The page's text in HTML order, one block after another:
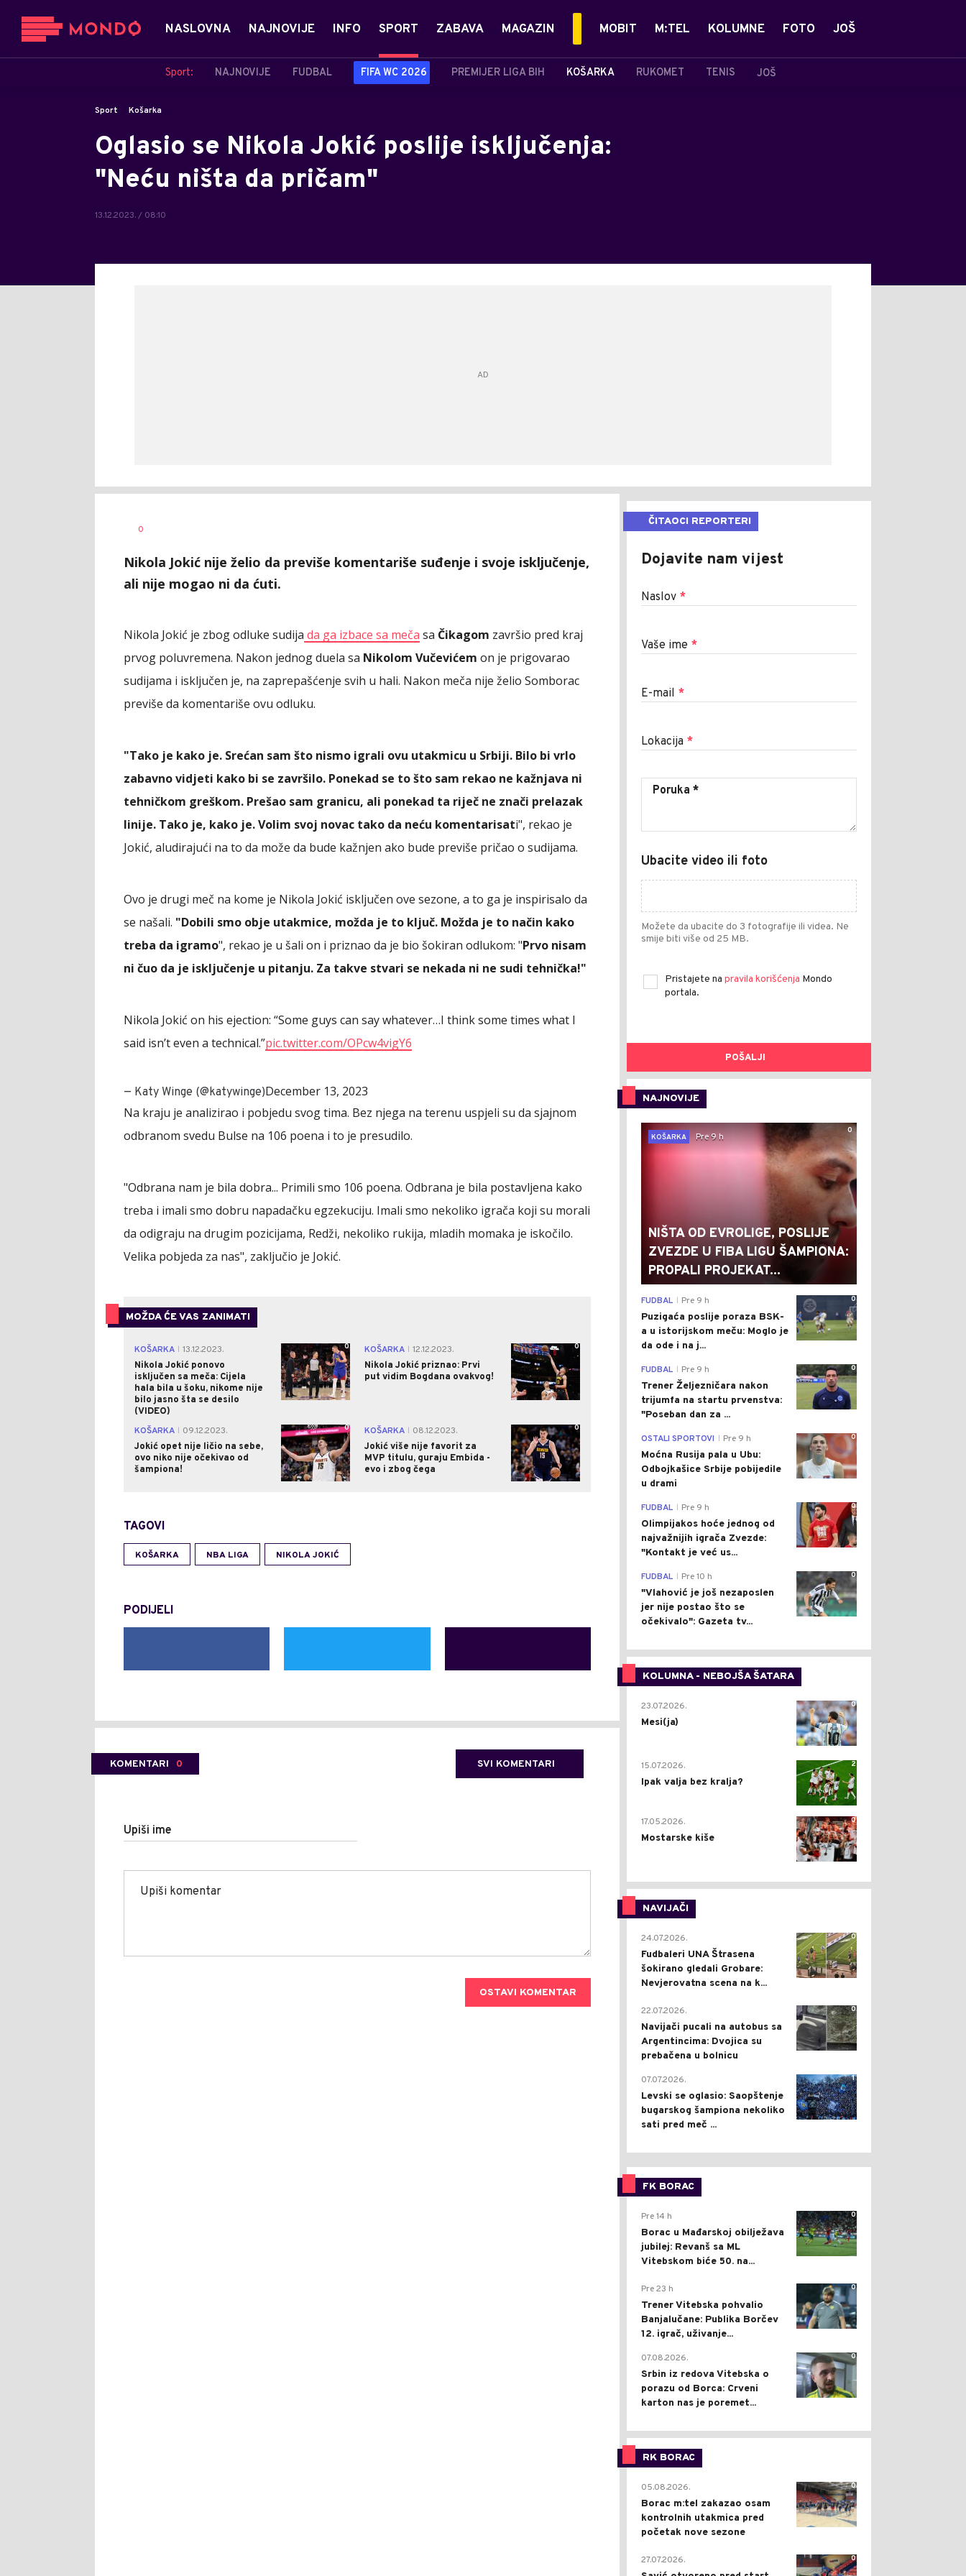
NASLOVNA NAJNOVIJE INFO SPORT
Sport: NAJNOVIJE FUDBAL FIFA WC 2026 PREMIJER LIGA BIH KOŠARKA RUKOMET TENIS JOŠ
ZABAVA MAGAZIN MOBIT M:TEL KOLUMNE FOTO JOŠ
Sport Košarka
Oglasio se Nikola Jokić poslije isključenja:
"Neću ništa da pričam"
13.12.2023. / 08:10
0
Nikola Jokić nije želio da previše komentariše suđenje i svoje isključenje,
ali nije mogao ni da ćuti.
Nikola Jokić je zbog odluke sudija da ga izbace sa meča sa Čikagom završio pred kraj
prvog poluvremena. Nakon jednog duela sa Nikolom Vučevićem on je prigovarao
sudijama i isključen je, na zaprepašćenje svih u hali. Nakon meča nije želio Somborac
previše da komentariše ovu odluku.
"Tako je kako je. Srećan sam što nismo igrali ovu utakmicu u Srbiji. Bilo bi vrlo
zabavno vidjeti kako bi se završilo. Ponekad se to što sam rekao ne kažnjava ni
tehničkom greškom. Prešao sam granicu, ali ponekad ta riječ ne znači prelazak
linije. Tako je, kako je. Volim svoj novac tako da neću komentarisati", rekao je
Jokić, aludirajući na to da može da bude kažnjen ako bude previše pričao o sudijama.
Ovo je drugi meč na kome je Nikola Jokić isključen ove sezone, a to ga je inspirisalo da
se našali. "Dobili smo obje utakmice, možda je to ključ. Možda je to način kako
treba da igramo", rekao je u šali on i priznao da je bio šokiran odlukom: "Prvo nisam
ni čuo da je isključenje u pitanju. Za takve stvari se nekada ni ne sudi tehnička!"
Nikola Jokić on his ejection: “Some guys can say whatever…I think some times what I
said isn’t even a technical.”pic.twitter.com/OPcw4vigY6
— Katy Winge (@katywinge)December 13, 2023
Na kraju je analizirao i pobjedu svog tima. Bez njega na terenu uspjeli su da sjajnom
odbranom svedu Bulse na 106 poena i to je presudilo.
"Odbrana nam je bila dobra... Primili smo 106 poena. Odbrana je bila postavljena kako
treba i imali smo dobru napadačku egzekuciju. Imali smo nekoliko igrača koji su morali
da odigraju na drugim pozicijama, Redži, nekoliko rukija, mladih momaka je iskočilo.
Velika pobjeda za nas", zaključio je Jokić.
MOŽDA ĆE VAS ZANIMATI
KOŠARKA
13.12.2023.
Nikola Jokić ponovo
isključen sa meča: Cijela
hala bila u šoku, nikome nije
bilo jasno šta se desilo
(VIDEO)
0 KOŠARKA
12.12.2023.
Nikola Jokić priznao: Prvi
put vidim Bogdana ovakvog!
0
KOŠARKA
09.12.2023.
Jokić opet nije ličio na sebe,
ovo niko nije očekivao od
šampiona!
0 KOŠARKA
08.12.2023.
Jokić više nije favorit za
MVP titulu, guraju Embida -
evo i zbog čega
0
TAGOVI
KOŠARKA NBA LIGA NIKOLA JOKIĆ
PODIJELI
KOMENTARI 0 SVI KOMENTARI
Upiši ime
OSTAVI KOMENTAR
ČITAOCI REPORTERI
Dojavite nam vijest
Naslov *
Vaše ime *
E-mail *
Lokacija *
Ubacite video ili foto
Možete da ubacite do 3 fotografije ili videa. Ne
smije biti više od 25 MB.
Pristajete na pravila korišćenja Mondo
portala.
POŠALJI
NAJNOVIJE
0
KOŠARKA
Pre 9 h
NIŠTA OD EVROLIGE, POSLIJE
ZVEZDE U FIBA LIGU ŠAMPIONA:
PROPALI PROJEKAT...
0
FUDBAL Pre 9 h
Puzigaća poslije poraza BSK-
a u istorijskom meču: Moglo je
da ode i na j...
0
FUDBAL Pre 9 h
Trener Željezničara nakon
trijumfa na startu prvenstva:
"Poseban dan za ...
0
OSTALI SPORTOVI Pre 9 h
Moćna Rusija pala u Ubu:
Odbojkašice Srbije pobijedile
u drami
0
FUDBAL Pre 9 h
Olimpijakos hoće jednog od
najvažnijih igrača Zvezde:
"Kontakt je već us...
0
FUDBAL Pre 10 h
"Vlahović je još nezaposlen
jer nije postao što se
očekivalo": Gazeta tv...
KOLUMNA - NEBOJŠA ŠATARA
0
23.07.2026.
Mesi(ja)
2
15.07.2026.
Ipak valja bez kralja?
0
17.05.2026.
Mostarske kiše
NAVIJAČI
0
24.07.2026.
Fudbaleri UNA Štrasena
šokirano gledali Grobare:
Nevjerovatna scena na k...
0
22.07.2026.
Navijači pucali na autobus sa
Argentincima: Dvojica su
prebačena u bolnicu
1
07.07.2026.
Levski se oglasio: Saopštenje
bugarskog šampiona nekoliko
sati pred meč ...
FK BORAC
0
Pre 14 h
Borac u Mađarskoj obilježava
jubilej: Revanš sa ML
Vitebskom biće 50. na...
0
Pre 23 h
Trener Vitebska pohvalio
Banjalučane: Publika Borčev
12. igrač, uživanje...
0
07.08.2026.
Srbin iz redova Vitebska o
porazu od Borca: Crveni
karton nas je poremet...
RK BORAC
0
05.08.2026.
Borac m:tel zakazao osam
kontrolnih utakmica pred
početak nove sezone
0
27.07.2026.